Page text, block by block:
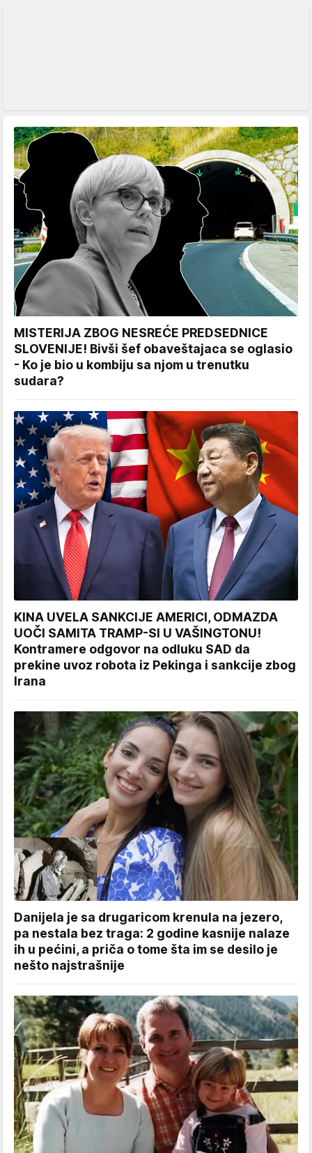
MISTERIJA ZBOG NESREĆE PREDSEDNICE
SLOVENIJE! Bivši šef obaveštajaca se oglasio
- Ko je bio u kombiju sa njom u trenutku
sudara?
KINA UVELA SANKCIJE AMERICI, ODMAZDA
UOČI SAMITA TRAMP-SI U VAŠINGTONU!
Kontramere odgovor na odluku SAD da
prekine uvoz robota iz Pekinga i sankcije zbog
Irana
Danijela je sa drugaricom krenula na jezero,
pa nestala bez traga: 2 godine kasnije nalaze
ih u pećini, a priča o tome šta im se desilo je
nešto najstrašnije